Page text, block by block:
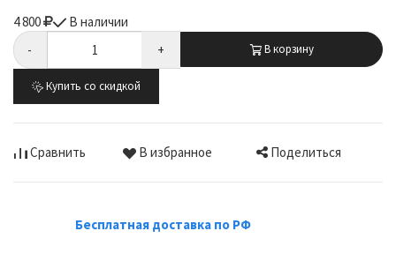
4 800
В наличии
-
+ В корзину
Купить со скидкой
Сравнить В избранное Поделиться
Бесплатная доставка по РФ